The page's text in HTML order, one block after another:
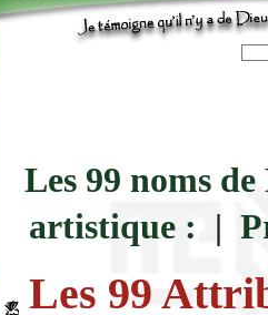
Les 99 noms de
artistique : |
Les 99